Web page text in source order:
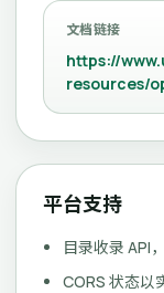
文档链接
https://
resources/
平台支持
目录收录 API
CORS 状态以